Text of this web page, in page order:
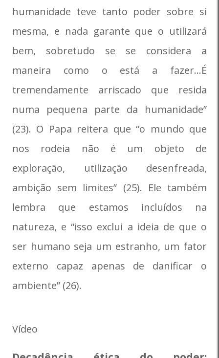
humanidade teve tanto poder sobre si
mesma, e nada garante que o utilizará
bem, sobretudo se se considera a
maneira como o está a fazer…É
tremendamente arriscado que resida
numa pequena parte da humanidade”
(23). O Papa reitera que “o mundo que
nos rodeia não é um objeto de
exploração, utilização desenfreada,
ambição sem limites” (25). Ele também
lembra que estamos incluídos na
natureza, e “isso exclui a ideia de que o
ser humano seja um estranho, um fator
externo capaz apenas de danificar o
ambiente” (26).
Vídeo